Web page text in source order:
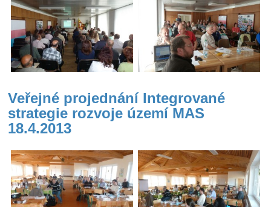
Veřejné projednání Integrované
strategie rozvoje území MAS
18.4.2013